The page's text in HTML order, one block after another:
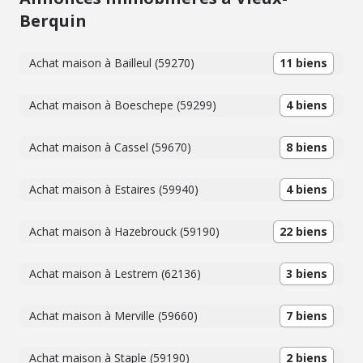
Berquin
Achat maison à Bailleul (59270) 11 biens
Achat maison à Boeschepe (59299) 4 biens
Achat maison à Cassel (59670) 8 biens
Achat maison à Estaires (59940) 4 biens
Achat maison à Hazebrouck (59190) 22 biens
Achat maison à Lestrem (62136) 3 biens
Achat maison à Merville (59660) 7 biens
Achat maison à Staple (59190) 2 biens